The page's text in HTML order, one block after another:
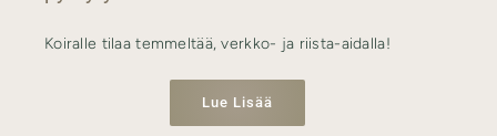
Koiralle tilaa temmeltää, verkko- ja riista-aidalla!
Lue Lisää